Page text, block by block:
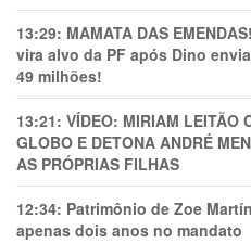
13:29: MAMATA DAS
vira alvo da PF após Dino
49 milhões!
13:21: VÍDEO: MIRIAM LEITÃO
GLOBO E DETONA ANDRÉ
AS PRÓPRIAS FILHAS
12:34: Patrimônio de Zoe
apenas dois anos no mandato